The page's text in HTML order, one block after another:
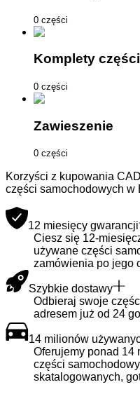
0 części
Komplety części
0 części
Zawieszenie
0 części
Korzyści z kupowania
części samochodowych w
12 miesięcy gwarancji
Ciesz się 12-
używane części
zamówienia po jego
Szybkie dostawy
Odbieraj swoje
adresem już od 24
14 milionów
Oferujemy ponad 14
części
skatalogowanych,